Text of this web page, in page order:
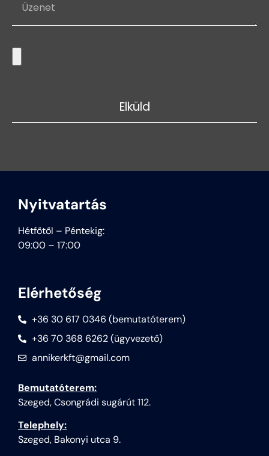
Elküld
Nyitvatartás
Hétfőtől – Péntekig:
09:00 – 17:00
Elérhetőség
+36 30 617 0346 (bemutatóterem)
+36 70 368 6262 (ügyvezető)
annikerkft@gmail.com
Bemutatóterem:
Szeged, Csongrádi sugárút 112.
Telephely:
Szeged, Bakonyi utca 9.